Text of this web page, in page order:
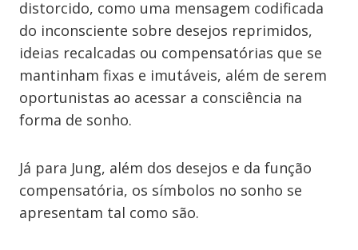
distorcido, como uma mensagem codificada
do inconsciente sobre desejos reprimidos,
ideias recalcadas ou compensatórias que se
mantinham fixas e imutáveis, além de serem
oportunistas ao acessar a consciência na
forma de sonho.
Já para Jung, além dos desejos e da função
compensatória, os símbolos no sonho se
apresentam tal como são.